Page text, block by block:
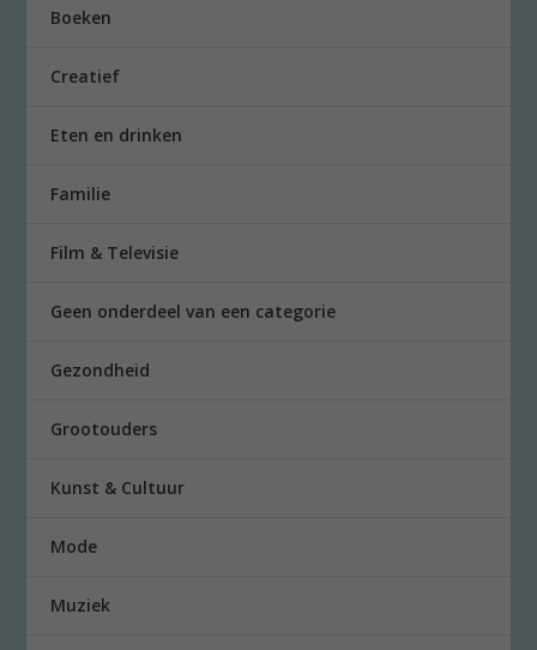
Boeken
Creatief
Eten en drinken
Familie
Film & Televisie
Geen onderdeel van een categorie
Gezondheid
Grootouders
Kunst & Cultuur
Mode
Muziek